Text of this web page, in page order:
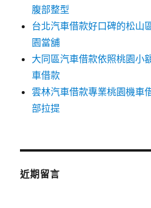
腹部整型
台北汽車借款好口碑的松山
園當舖
大同區汽車借款依照桃園小
車借款
雲林汽車借款專業桃園機車
部拉提
近期留言